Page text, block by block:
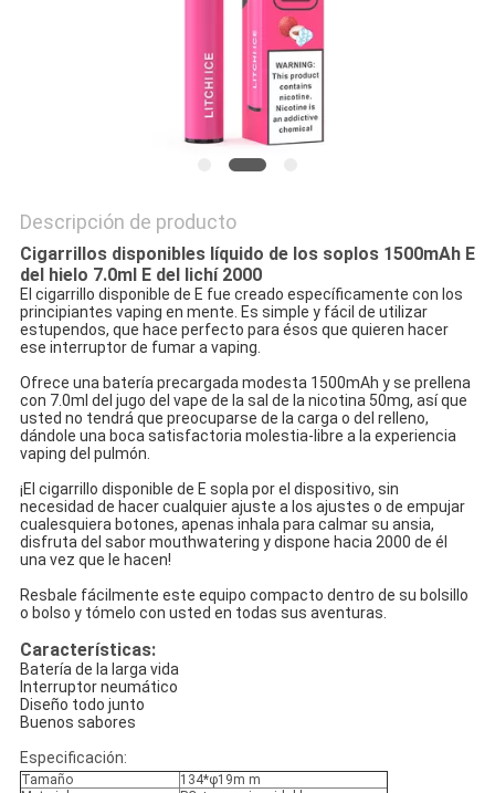
Descripción de producto
Cigarrillos disponibles líquido de los soplos 1500mAh E
del hielo 7.0ml E del lichí 2000
El cigarrillo disponible de E fue creado específicamente con los
principiantes vaping en mente. Es simple y fácil de utilizar
estupendos, que hace perfecto para ésos que quieren hacer
ese interruptor de fumar a vaping.
Ofrece una batería precargada modesta 1500mAh y se prellena
con 7.0ml del jugo del vape de la sal de la nicotina 50mg, así que
usted no tendrá que preocuparse de la carga o del relleno,
dándole una boca satisfactoria molestia-libre a la experiencia
vaping del pulmón.
¡El cigarrillo disponible de E sopla por el dispositivo, sin
necesidad de hacer cualquier ajuste a los ajustes o de empujar
cualesquiera botones, apenas inhala para calmar su ansia,
disfruta del sabor mouthwatering y dispone hacia 2000 de él
una vez que le hacen!
Resbale fácilmente este equipo compacto dentro de su bolsillo
o bolso y tómelo con usted en todas sus aventuras.
Características:
Batería de la larga vida
Interruptor neumático
Diseño todo junto
Buenos sabores
Especificación:
Tamaño
134*φ19m m